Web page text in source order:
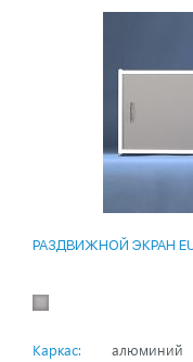
РАЗДВИЖНОЙ ЭКРАН
Каркас:
алюминий